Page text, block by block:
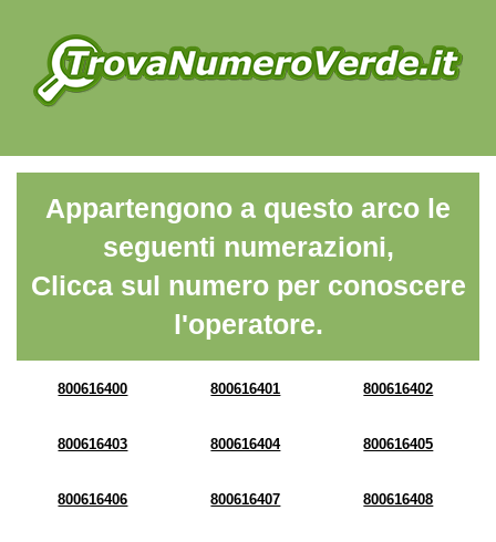
Appartengono a questo arco le
seguenti numerazioni,
Clicca sul numero per conoscere
l'operatore.
800616400 800616401 800616402
800616403 800616404 800616405
800616406 800616407 800616408